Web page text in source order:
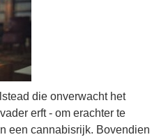
die onverwacht het
erft - om erachter te
een cannabisrijk. Bovendien